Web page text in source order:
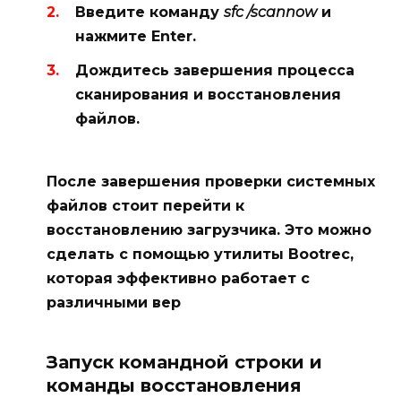
Введите команду sfc /scannowи
нажмите Enter.
Дождитесь завершения процесса
сканирования и восстановления
файлов.
После завершения проверки системных
файлов стоит перейти к
восстановлению загрузчика. Это можно
сделать с помощью утилиты Bootrec,
которая эффективно работает с
различными вер
Запуск командной строки и
команды восстановления